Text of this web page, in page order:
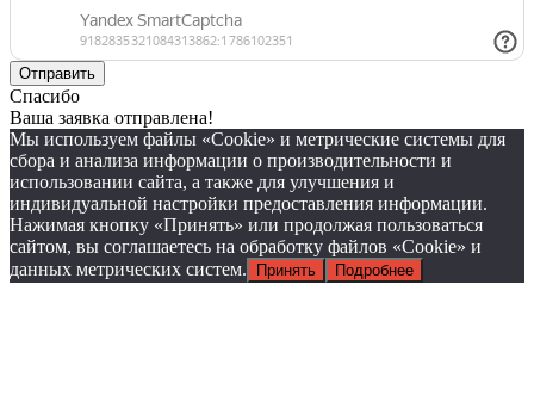
Спасибо
Ваша заявка отправлена!
Мы используем файлы «Cookie» и метрические системы для
сбора и анализа информации о производительности и
использовании сайта, а также для улучшения и
индивидуальной настройки предоставления информации.
Нажимая кнопку «Принять» или продолжая пользоваться
сайтом, вы соглашаетесь на обработку файлов «Cookie» и
данных метрических систем.
Принять Подробнее